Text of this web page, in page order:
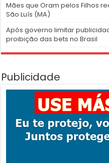
Mães que Oram pelos Filhos
São Luís (MA)
Após governo limitar
proibição das bets no Brasil
Publicidade